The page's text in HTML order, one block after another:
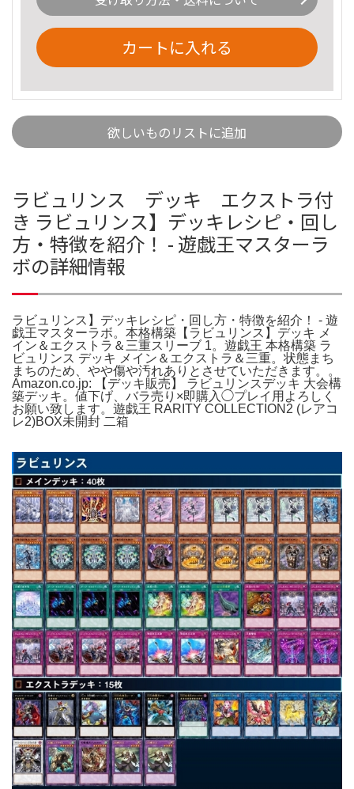
カートに入れる
欲しいものリストに追加
ラビュリンス デッキ エクストラ付
き ラビュリンス】デッキレシピ・回し
方・特徴を紹介！ - 遊戯王マスターラ
ボの詳細情報
ラビュリンス】デッキレシピ・回し方・特徴を紹介！ - 遊
戯王マスターラボ。本格構築【ラビュリンス】デッキ メ
イン＆エクストラ＆三重スリーブ 1。遊戯王 本格構築 ラ
ビュリンス デッキ メイン＆エクストラ＆三重。状態まち
まちのため、やや傷や汚れありとさせていただきます。。
Amazon.co.jp: 【デッキ販売】 ラビュリンスデッキ 大会構
築デッキ。値下げ、バラ売り×即購入◯プレイ用よろしく
お願い致します。遊戯王 RARITY COLLECTION2 (レアコ
レ2)BOX未開封 二箱